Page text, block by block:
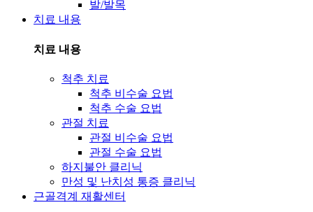
발/발목
치료 내용
치료 내용
척추 치료
척추 비수술 요법
척추 수술 요법
관절 치료
관절 비수술 요법
관절 수술 요법
하지불안 클리닉
만성 및 난치성 통증 클리닉
근골격계 재활센터